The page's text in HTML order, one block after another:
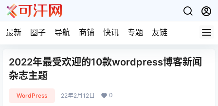
最新 圈子 导航 商铺 快讯 专题 友链
2022年最受欢迎的10款wordpress博客新闻
杂志主题
WordPress 22年2月12日 0